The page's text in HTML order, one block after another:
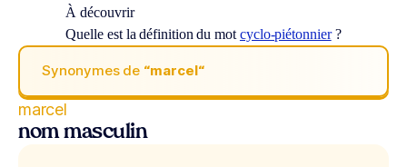
À découvrir
Quelle est la définition du mot cyclo-piétonnier?
Synonymes de “marcel“
marcel
nom masculin